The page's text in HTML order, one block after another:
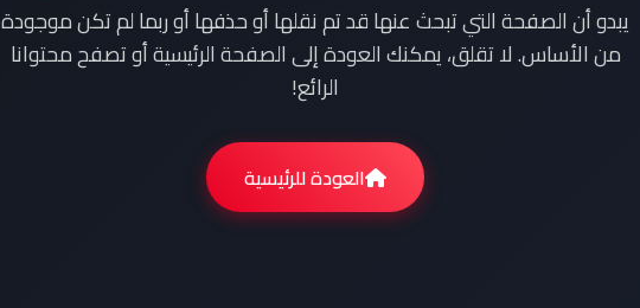
يبدو أن الصفحة التي تبحث عنها قد تم نقلها أو حذفها أو ربما لم تكن موجودة
من الأساس. لا تقلق، يمكنك العودة إلى الصفحة الرئيسية أو تصفح محتوانا
الرائع!
العودة للرئيسية